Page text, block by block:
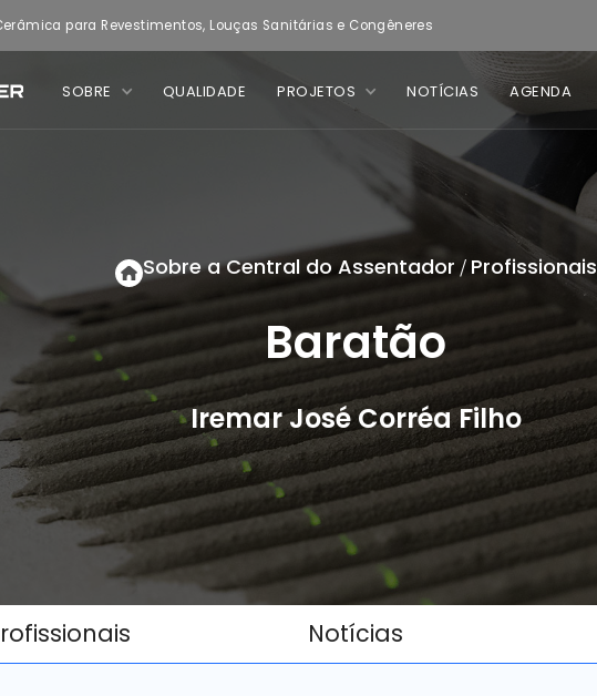
para Revestimentos, Louças Sanitárias e Congêneres
SOBRE QUALIDADE PROJETOS NOTÍCIAS AGENDA
Sobre a Central do Assentador / Profissionais
Baratão
Iremar José Corréa Filho
Notícias